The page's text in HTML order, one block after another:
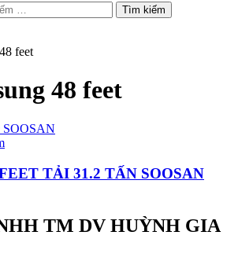
feet
48 feet
SOOSAN
TẢI 31.2 TẤN SOOSAN
TM DV HUỲNH GIA